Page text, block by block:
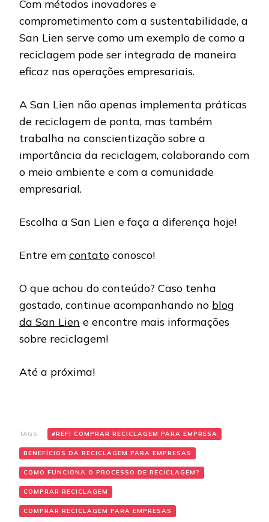
Com métodos inovadores e
comprometimento com a sustentabilidade, a
San Lien serve como um exemplo de como a
reciclagem pode ser integrada de maneira
eficaz nas operações empresariais.
A San Lien não apenas implementa práticas
de reciclagem de ponta, mas também
trabalha na conscientização sobre a
importância da reciclagem, colaborando com
o meio ambiente e com a comunidade
empresarial.
Escolha a San Lien e faça a diferença hoje!
Entre em contato conosco!
O que achou do conteúdo? Caso tenha
gostado, continue acompanhando no blog
da San Lien e encontre mais informações
sobre reciclagem!
Até a próxima!
TAGS: #REF! COMPRAR RECICLAGEM PARA EMPRESA
BENEFÍCIOS DA RECICLAGEM PARA EMPRESAS
COMO FUNCIONA O PROCESSO DE RECICLAGEM?
COMPRAR RECICLAGEM
COMPRAR RECICLAGEM PARA EMPRESAS